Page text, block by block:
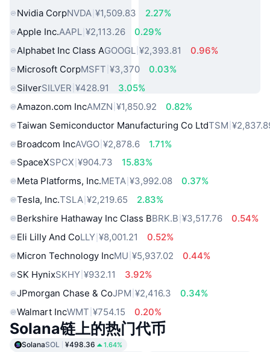
Nvidia CorpNVDA ¥1,509.83
2.27%
Apple Inc.AAPL ¥2,113.26
0.29%
Alphabet Inc Class AGOOGL ¥2,393.81
0.96%
Microsoft CorpMSFT ¥3,370
0.03%
SilverSILVER ¥428.91
3.05%
Amazon.com IncAMZN ¥1,850.92
0.82%
Taiwan Semiconductor Manufacturing Co LtdTSM
Broadcom IncAVGO ¥2,878.6
1.71%
SpaceXSPCX ¥904.73
15.83%
Meta Platforms, Inc.META ¥3,992.08
0.37%
Tesla, Inc.TSLA ¥2,219.65
2.83%
Berkshire Hathaway Inc Class BBRK.B ¥3,517.76
0.54%
Eli Lilly And CoLLY ¥8,001.21
0.52%
Micron Technology IncMU ¥5,937.02
0.44%
SK HynixSKHY ¥932.11
3.92%
JPmorgan Chase & CoJPM ¥2,416.3
0.34%
Walmart IncWMT ¥754.15 0.20%
Solana链上的热门代币
SolanaSOL ¥498.36 1.64%